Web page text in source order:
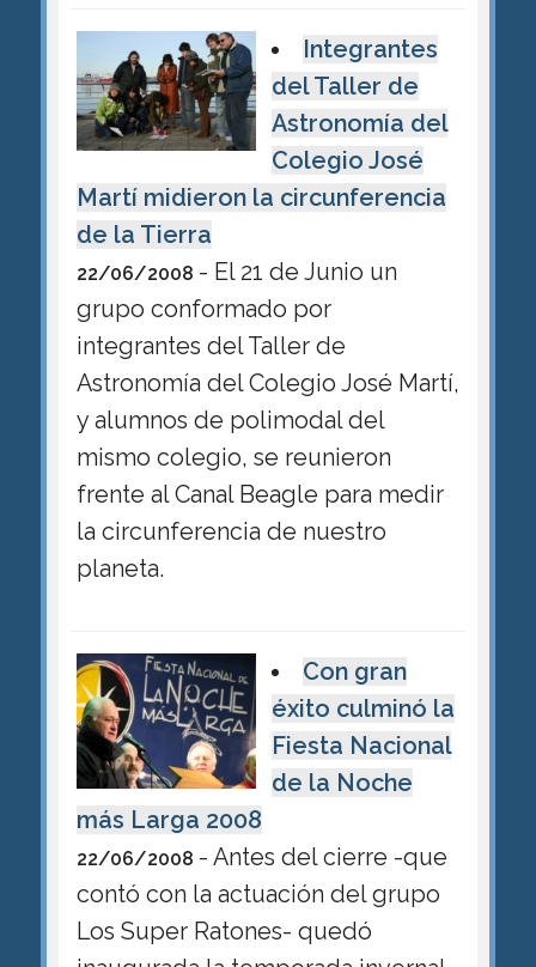
Integrantes
del Taller de
Astronomía del
Colegio José
Martí midieron la circunferencia
de la Tierra
22/06/2008 - El 21 de Junio un
grupo conformado por
integrantes del Taller de
Astronomía del Colegio José Martí,
y alumnos de polimodal del
mismo colegio, se reunieron
frente al Canal Beagle para medir
la circunferencia de nuestro
planeta.
Con gran
éxito culminó la
Fiesta Nacional
de la Noche
más Larga 2008
22/06/2008 - Antes del cierre -que
contó con la actuación del grupo
Los Super Ratones- quedó